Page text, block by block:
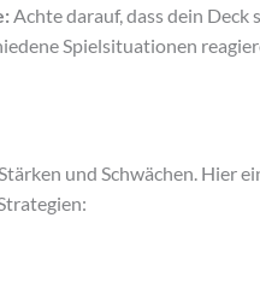
Achte darauf, dass dein Deck
Spielsituationen
und Schwächen. Hier